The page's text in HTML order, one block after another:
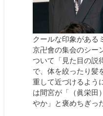
クールな印象がある
京卍會の集会のシー
ついて「見た目の説
で、体を絞ったり髪
重して近づけるよう
は間宮が「（眞栄田
やか」と褒めちぎっ